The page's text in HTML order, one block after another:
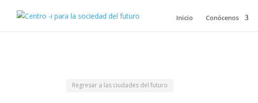
Inicio Conócenos
Regresar a las ciudades del futuro